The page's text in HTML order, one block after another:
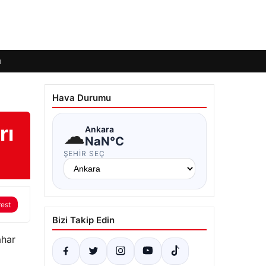
Hava Durumu
☁Ankara
NaN°C
ŞEHIR SEÇ
Bizi Takip Edin